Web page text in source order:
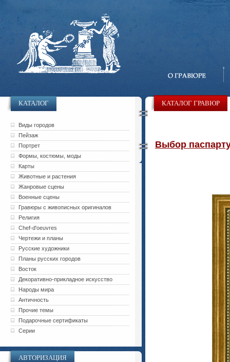
КАТАЛОГ
Виды городов
Пейзаж
Портрет
Формы, костюмы, моды
Карты
Животные и растения
Жанровые сцены
Военные сцены
Гравюры с живописных оригиналов
Религия
Chef-d'oeuvres
Чертежи и планы
Русские художники
Планы русских городов
Восток
Декоративно-прикладное искусство
Народы мира
Античность
Прочие темы
Подарочные сертификаты
Серии
АВТОРИЗАЦИЯ
КАТАЛОГ ГРАВЮР
Выбор